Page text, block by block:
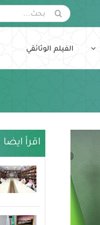
البحث
عن:
الفيلم الوثائقي
اقرأ ايضا